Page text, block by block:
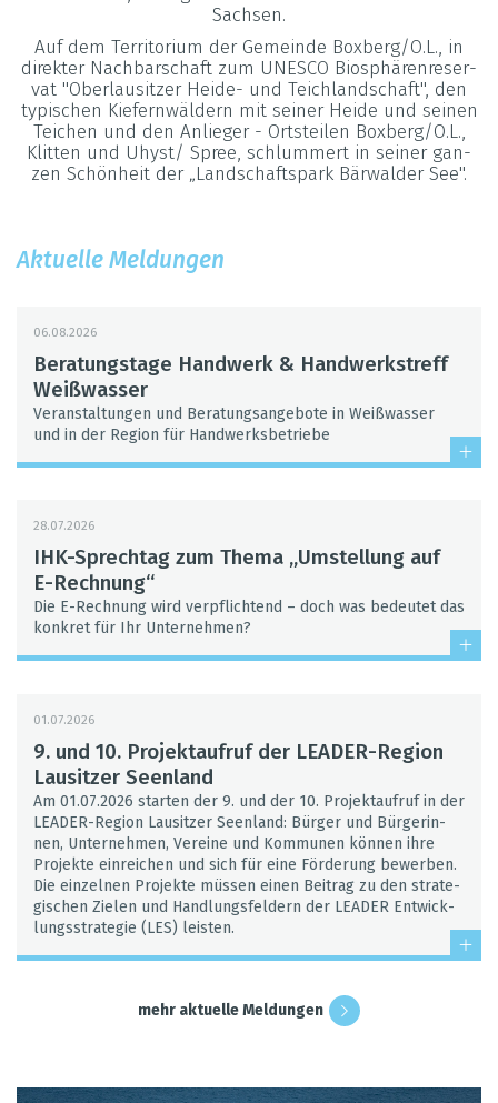
Sach­sen.
Auf dem Ter­ri­to­rium der Gemeinde Box­berg/O.L., in
direk­ter Nach­bar­schaft zum UNESCO Bio­sphä­ren­re­ser­
vat "Ober­lau­sit­zer Heide- und Teich­land­schaft", den
typi­schen Kie­fern­wäl­dern mit sei­ner Heide und sei­nen
Tei­chen und den Anlie­ger - Orts­tei­len Box­berg/O.L.,
Klit­ten und Uhyst/ Spree, schlum­mert in sei­ner gan­
zen Schön­heit der „Land­schafts­park Bär­wal­der See".
Aktu­elle Mel­dun­gen
06.08.2026
Bera­tungs­tage Hand­werk & Hand­werks­treff
Weiß­was­ser
Ver­an­stal­tun­gen und Bera­tungs­an­ge­bote in Weiß­was­ser
und in der Region für Hand­werks­be­triebe
28.07.2026
IHK-Sprech­tag zum Thema „Umstel­lung auf
E-Rech­nung“
Die E-Rech­nung wird ver­pflich­tend – doch was bedeu­tet das
kon­kret für Ihr Unter­neh­men?
01.07.2026
9. und 10. Pro­jekt­auf­ruf der LEA­DER-Region
Lau­sit­zer Seen­land
Am 01.07.2026 star­ten der 9. und der 10. Pro­jekt­auf­ruf in der
LEA­DER-Region Lau­sit­zer Seen­land: Bür­ger und Bür­ge­rin­
nen, Unter­neh­men, Ver­eine und Kom­mu­nen kön­nen ihre
Pro­jekte ein­rei­chen und sich für eine För­de­rung bewer­ben.
Die ein­zel­nen Pro­jekte müs­sen einen Bei­trag zu den stra­te­
gi­schen Zie­len und Hand­lungs­fel­dern der LEA­DER Ent­wick­
lungs­stra­te­gie (LES) leis­ten.
mehr aktu­elle Mel­dun­gen